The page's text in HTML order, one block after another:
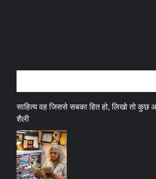
साहित्य वह जिससे सबका हित हो, लिखो तो कुछ
शैली